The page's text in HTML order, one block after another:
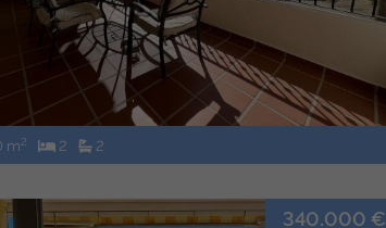
m2 2 2
340.000 €